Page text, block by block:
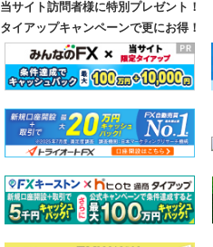
当サイト訪問者様に特別プレゼント！
タイアップキャンペーンで更にお得！